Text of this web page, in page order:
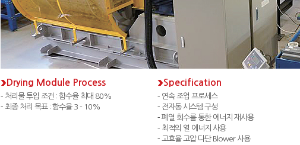
Drying Module Process
처리물 투입 조건 : 함수율 최대 80%
최종 처리 목표 : 함수율 3 - 10%
Specification
연속 조업 프로세스
전자동 시스템 구성
폐열 회수를 통한 에너지 재사용
최적의 열 에너지 사용
고효율 고압 다단 Blower 사용